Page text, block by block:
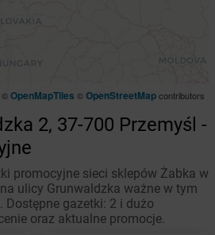
, ©OpenMapTiles ©OpenStreetMapcontributors
2, 37-700 Przemyśl -
promocyjne sieci sklepów Żabka w
ulicy Grunwaldzka ważne w tym
gazetki: 2 i dużo
oraz aktualne promocje.